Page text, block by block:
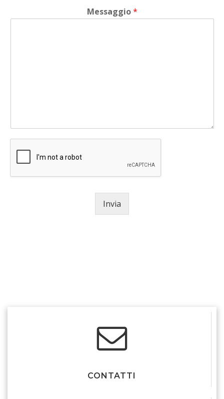
Messaggio*
Invia
CONTATTI